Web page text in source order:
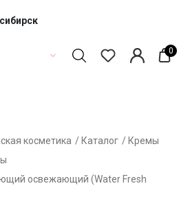
0
косметика / Каталог / Кремы
оcвежающий (Water Fresh